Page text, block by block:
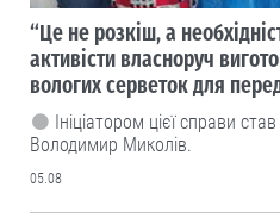
“Це не розкіш, а
активісти власноруч
вологих серветок для
Ініціатором цієї справи
Володимир Миколів.
05.08